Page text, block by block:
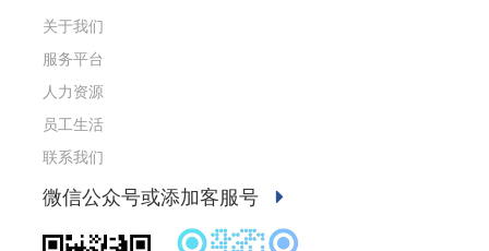
关于我们
服务平台
人力资源
员工生活
联系我们
微信公众号或添加客服号